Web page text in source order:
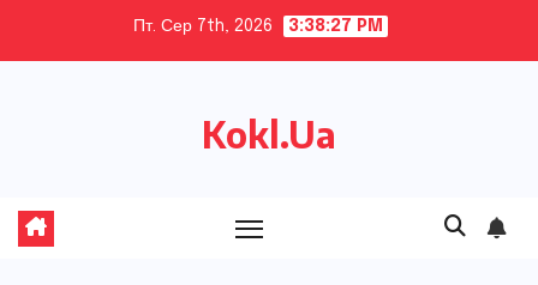
Пт. Сер 7th, 2026 3:38:28 PM
Kokl.Ua